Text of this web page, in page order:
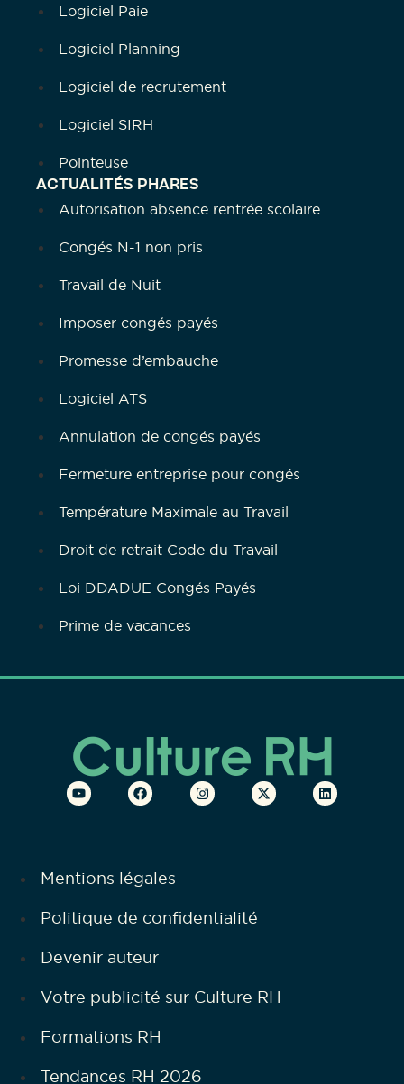
Logiciel Paie
Logiciel Planning
Logiciel de recrutement
Logiciel SIRH
Pointeuse
ACTUALITÉS PHARES
Autorisation absence rentrée scolaire
Congés N-1 non pris
Travail de Nuit
Imposer congés payés
Promesse d’embauche
Logiciel ATS
Annulation de congés payés
Fermeture entreprise pour congés
Température Maximale au Travail
Droit de retrait Code du Travail
Loi DDADUE Congés Payés
Prime de vacances
Mentions légales
Politique de confidentialité
Devenir auteur
Votre publicité sur Culture RH
Formations RH
Tendances RH 2026